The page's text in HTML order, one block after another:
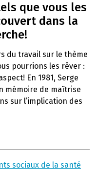
que vous les
dans la
du travail sur le thème
pourrions les rêver :
En 1981, Serge
mémoire de maîtrise
sur l’implication des
sociaux de la santé